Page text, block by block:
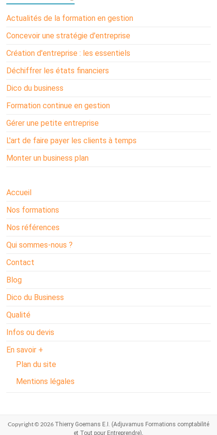
Actualités de la formation en gestion
Concevoir une stratégie d'entreprise
Création d'entreprise : les essentiels
Déchiffrer les états financiers
Dico du business
Formation continue en gestion
Gérer une petite entreprise
L'art de faire payer les clients à temps
Monter un business plan
Accueil
Nos formations
Nos références
Qui sommes-nous ?
Contact
Blog
Dico du Business
Qualité
Infos ou devis
En savoir +
Plan du site
Mentions légales
Copyright © 2026 Thierry Goemans E.I. (Adjuvamus Formations comptabilité
et Tout pour Entreprendre).